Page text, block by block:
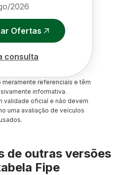
2026
Ofertas
consulta
referenciais e têm
informativa.
validade oficial e não devem
uma avaliação de veículos
de outras versões
Fipe